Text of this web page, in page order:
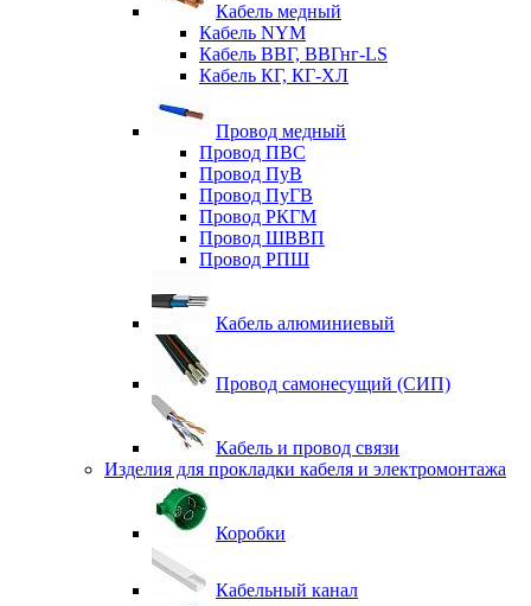
Кабель медный
Кабель NYM
Кабель ВВГ, ВВГнг-LS
Кабель КГ, КГ-ХЛ
Провод медный
Провод ПВС
Провод ПуВ
Провод ПуГВ
Провод РКГМ
Провод ШВВП
Провод РПШ
Кабель алюминиевый
Провод самонесущий (СИП)
Кабель и провод связи
Изделия для прокладки кабеля и электромонтажа
Коробки
Кабельный канал